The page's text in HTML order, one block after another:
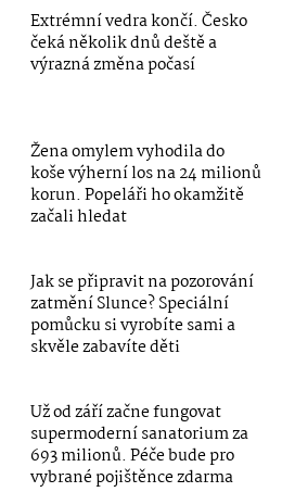
Extrémní vedra končí. Česko
čeká několik dnů deště a
výrazná změna počasí
Žena omylem vyhodila do
koše výherní los na 24 milionů
korun. Popeláři ho okamžitě
začali hledat
Jak se připravit na pozorování
zatmění Slunce? Speciální
pomůcku si vyrobíte sami a
skvěle zabavíte děti
Už od září začne fungovat
supermoderní sanatorium za
693 milionů. Péče bude pro
vybrané pojištěnce zdarma